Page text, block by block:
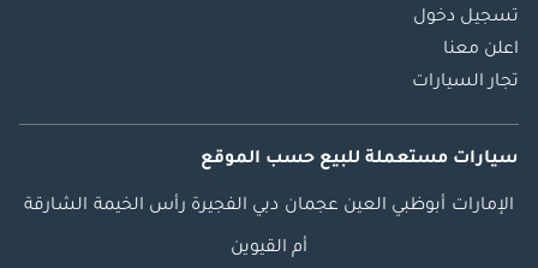
تسجيل دخول
اعلن معنا
تجار السيارات
سيارات مستعملة للبيع حسب الموقع
الإمارات أبوظبي العين عجمان دبي الفجيرة رأس الخيمة الشارقة
أم القيوين